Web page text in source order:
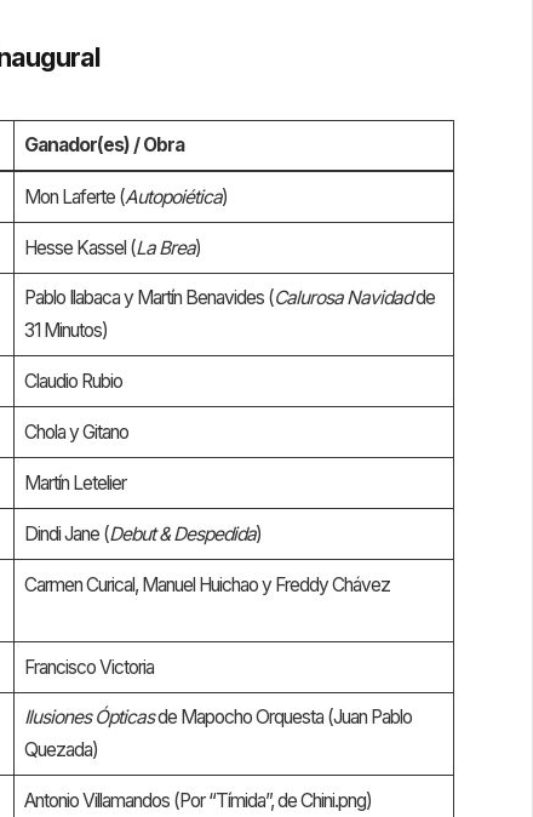
Ganador(es) / Obra
Mon Laferte (Autopoiética)
Hesse Kassel (La Brea)
Pablo Ilabaca y Martín Benavides (Calurosa Navidadde
31 Minutos)
Claudio Rubio
Chola y Gitano
Martín Letelier
Dindi Jane (Debut & Despedida)
Carmen Curical, Manuel Huichao y Freddy Chávez
Francisco Victoria
Ilusiones Ópticasde Mapocho Orquesta (Juan Pablo
Quezada)
Antonio Villamandos (Por “Tímida”, de Chini.png)